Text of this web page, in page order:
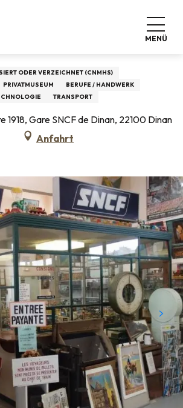
MENÜ
ODER VERZEICHNET (CNMHS)
PRIVATMUSEUM
BERUFE / HANDWERK
TRANSPORT
1918, Gare SNCF de Dinan, 22100 Dinan
Anfahrt
favoris